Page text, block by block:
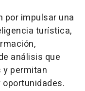
por impulsar una
turística,
análisis que
permitan